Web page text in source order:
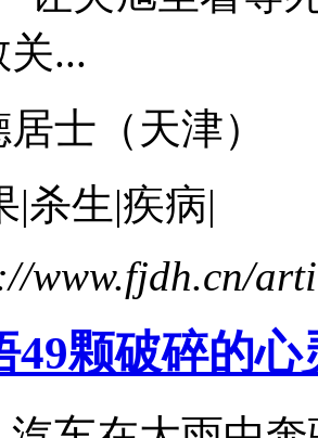
关...
士（ 天津）
|杀生|疾病|
www.fjdh.cn/
49颗破碎的心